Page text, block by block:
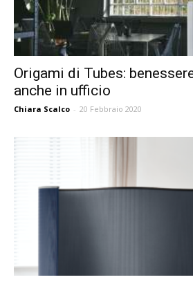
Origami di Tubes:
anche in ufficio
Chiara Scalco - 20 Febbraio 2020